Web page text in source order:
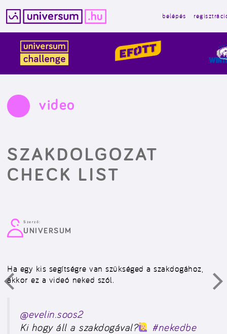
tartalomba
belépés
video
SZAKDOLGOZAT
CHECK LIST
Szerző:
UNIVERSUM
Ha egy kis segítségre van szükséged a szakdogához,
akkor ez a videó neked szól.
@evelin.soos2
Ki hogy áll a szakdogával?
#nekedbe